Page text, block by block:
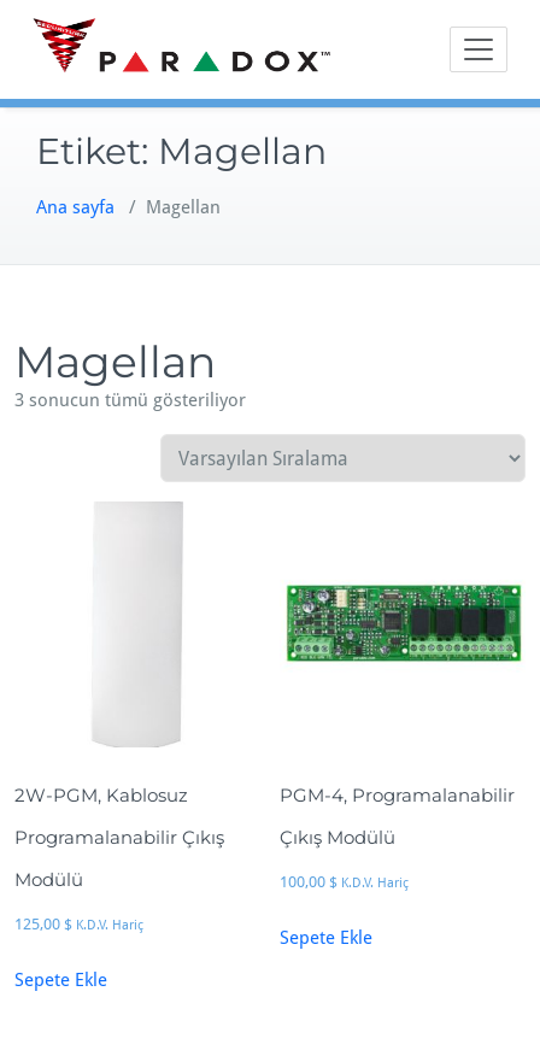
Skip
content
Etiket: Magellan
Ana sayfa / Magellan
Magellan
3 sonucun tümü gösteriliyor
2W-PGM, Kablosuz
Programalanabilir Çıkış
Modülü
125,00 $ K.D.V. Hariç
Sepete Ekle
PGM-4, Programalanabilir
Çıkış Modülü
100,00 $ K.D.V. Hariç
Sepete Ekle